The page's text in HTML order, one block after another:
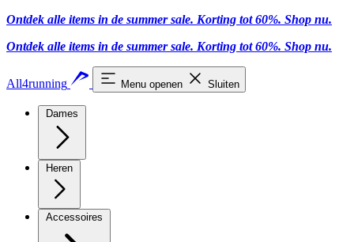
Ontdek alle items in de summer sale. Korting tot 60%. Shop nu.
Ontdek alle items in de summer sale. Korting tot 60%. Shop nu.
All4running Menu openen Sluiten
Dames
Heren
Accessoires